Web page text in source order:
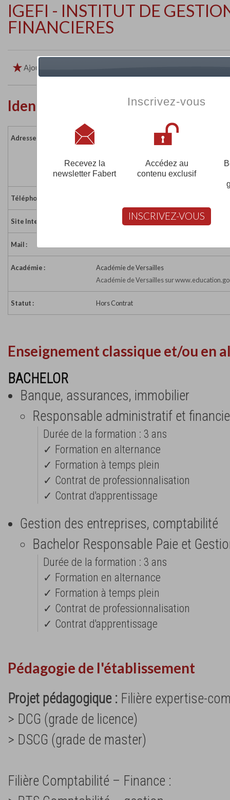
IGEFI - INSTITUT DE
FINANCIERES
Ajouter aux favoris
Identité de l'établissement
Adresse :
20 bis Jardins Boieldieu
92800 PUTEAUX
France
Téléphone :
Site Internet : https://www.igefi.net/
Mail :
Académie :
Académie de Versailles
Académie de Versailles sur
Statut : Hors Contrat
Enseignement classique et/ou en
BACHELOR
Banque, assurances, immobilier
Responsable administratif et
Durée de la formation : 3 ans
✓ Formation en alternance
✓ Formation à temps plein
✓ Contrat de professionnalisation
✓ Contrat d'apprentissage
Gestion des entreprises, comptabilité
Bachelor Responsable Paie et
Durée de la formation : 3 ans
✓ Formation en alternance
✓ Formation à temps plein
✓ Contrat de professionnalisation
✓ Contrat d'apprentissage
Pédagogie de l'établissement
Projet pédagogique : Filière expertise-
> DCG (grade de licence)
> DSCG (grade de master)
Filière Comptabilité – Finance :
Inscrivez-vous
Recevez la
newsletter Fabert
Accédez au
contenu exclusif
INSCRIVEZ-VOUS